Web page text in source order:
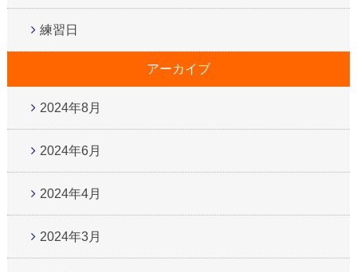
練習日
アーカイブ
2024年8月
2024年6月
2024年4月
2024年3月